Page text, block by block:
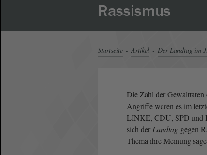
Rassismus
Startseite Artikel Der Landtag im
Die Zahl der Gewalttaten
Angriffe waren es im
LINKE, CDU, SPD und
sich der Landtag gegen
Thema ihre Meinung